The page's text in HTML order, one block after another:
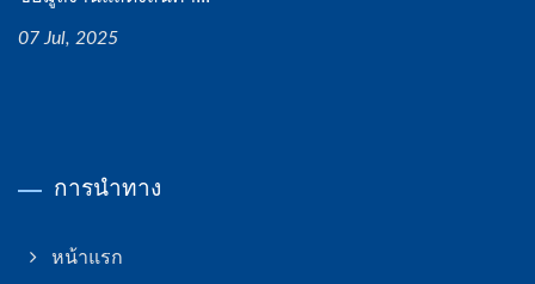
07 Jul, 2025
การนำทาง
หน้าแรก